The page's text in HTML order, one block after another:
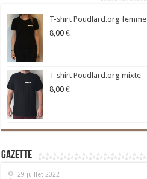
T-shirt Poudlard.org femme
8,00 €
T-shirt Poudlard.org mixte
8,00 €
Gazette
29 juillet 2022